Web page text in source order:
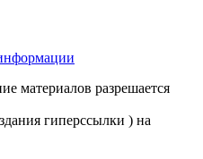
материалов разрешается
гиперссылки ) на